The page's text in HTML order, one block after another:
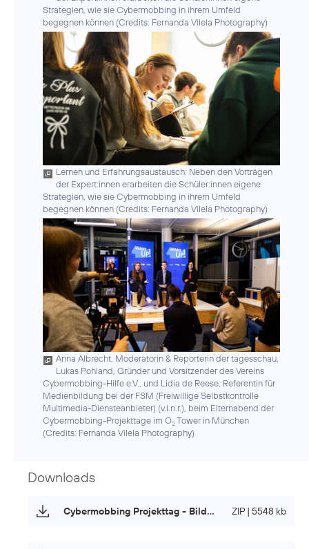
Strategien, wie sie Cybermobbing in ihrem Umfeld
begegnen können (Credits: Fernanda Vilela Photography)
Lernen und Erfahrungsaustausch: Neben den Vorträgen
der Expert:innen erarbeiten die Schüler:innen eigene
Strategien, wie sie Cybermobbing in ihrem Umfeld
begegnen können (Credits: Fernanda Vilela Photography)
Anna Albrecht, Moderatorin & Reporterin der tagesschau,
Lukas Pohland, Gründer und Vorsitzender des Vereins
Cybermobbing-Hilfe e.V., und Lidia de Reese, Referentin für
Medienbildung bei der FSM (Freiwillige Selbstkontrolle
Multimedia-Diensteanbieter) (v.l.n.r.), beim Elternabend der
Cybermobbing-Projekttage im O2Tower in München
(Credits: Fernanda Vilela Photography)
Downloads
Cybermobbing Projekttag - Bildpaket ZIP | 5548 kb